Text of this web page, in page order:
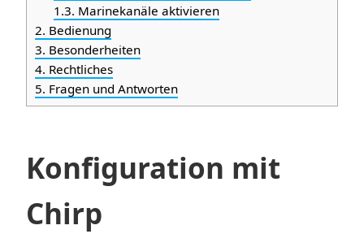
1.3. Marinekanäle aktivieren
2. Bedienung
3. Besonderheiten
4. Rechtliches
5. Fragen und Antworten
Konfiguration mit
Chirp